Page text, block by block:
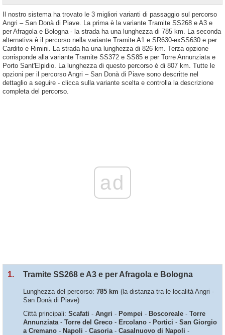
Il nostro sistema ha trovato le 3 migliori varianti di passaggio sul percorso
Angri – San Donà di Piave. La prima è la variante Tramite SS268 e A3 e
per Afragola e Bologna - la strada ha una lunghezza di 785 km. La seconda
alternativa è il percorso nella variante Tramite A1 e SR630-exSS630 e per
Cardito e Rimini. La strada ha una lunghezza di 826 km. Terza opzione
corrisponde alla variante Tramite SS372 e SS85 e per Torre Annunziata e
Porto Sant'Elpidio. La lunghezza di questo percorso è di 807 km. Tutte le
opzioni per il percorso Angri – San Donà di Piave sono descritte nel
dettaglio a seguire - clicca sulla variante scelta e controlla la descrizione
completa del percorso.
ad
1. Tramite SS268 e A3 e per Afragola e Bologna
Lunghezza del percorso: 785 km (la distanza tra le località Angri -
San Donà di Piave)
Città principali: Scafati - Angri - Pompei - Boscoreale - Torre
Annunziata- Torre del Greco - Ercolano - Portici - San Giorgio
a Cremano - Napoli - Casoria- Casalnuovo di Napoli -